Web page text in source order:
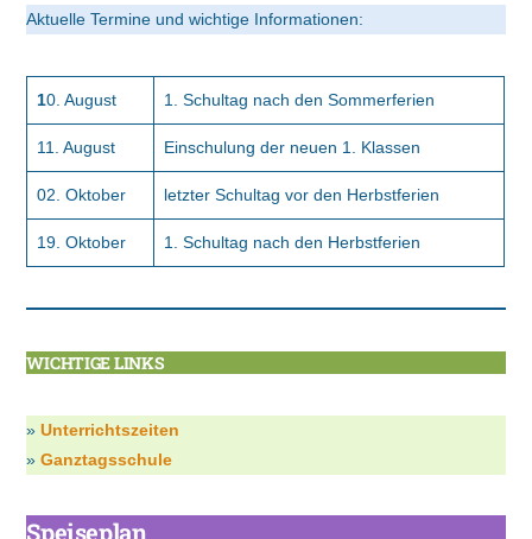
Aktuelle Termine und wichtige Informationen:
10. August 1. Schultag nach den Sommerferien
11. August Einschulung der neuen 1. Klassen
02. Oktober letzter Schultag vor den Herbstferien
19. Oktober 1. Schultag nach den Herbstferien
WICHTIGE LINKS
»Unterrichtszeiten
»Ganztagsschule
Speiseplan